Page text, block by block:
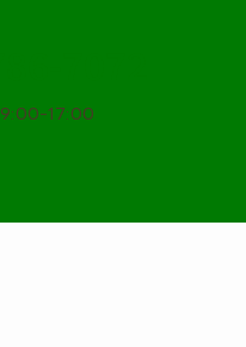
9:00-17:00